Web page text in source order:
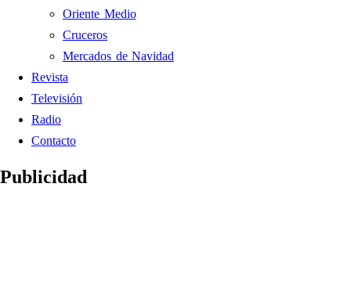
Oriente Medio
Cruceros
Mercados de Navidad
Revista
Televisión
Radio
Contacto
Publicidad